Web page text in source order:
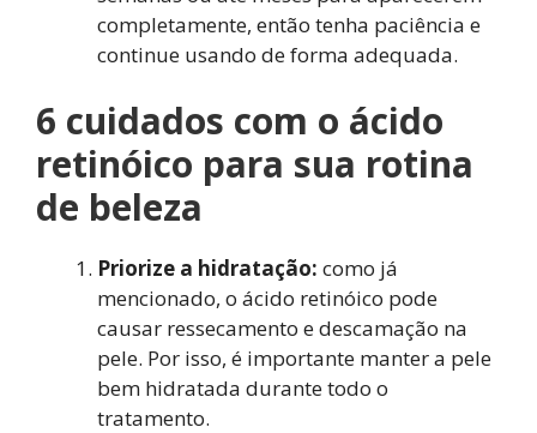
completamente, então tenha paciência e
continue usando de forma adequada.
6 cuidados com o ácido
retinóico para sua rotina
de beleza
Priorize a hidratação: como já
mencionado, o ácido retinóico pode
causar ressecamento e descamação na
pele. Por isso, é importante manter a pele
bem hidratada durante todo o
tratamento.